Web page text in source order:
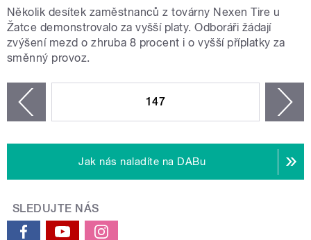
Několik desítek zaměstnanců z továrny Nexen Tire u
Žatce demonstrovalo za vyšší platy. Odboráři žádají
zvýšení mezd o zhruba 8 procent i o vyšší příplatky za
směnný provoz.
147
Jak nás naladíte na DABu
SLEDUJTE NÁS